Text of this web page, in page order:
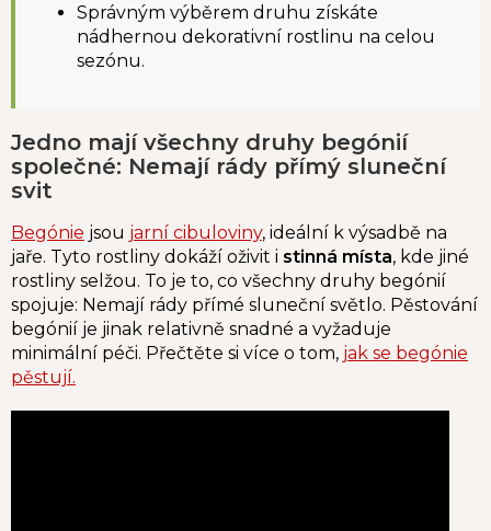
Správným výběrem druhu získáte
nádhernou dekorativní rostlinu na celou
sezónu.
Jedno mají všechny druhy begónií
společné: Nemají rády přímý sluneční
svit
Begónie jsou jarní cibuloviny, ideální k výsadbě na
jaře. Tyto rostliny dokáží oživit i stinná místa, kde jiné
rostliny selžou. To je to, co všechny druhy begónií
spojuje: Nemají rády přímé sluneční světlo. Pěstování
begónií je jinak relativně snadné a vyžaduje
minimální péči. Přečtěte si více o tom, jak se begónie
pěstují.